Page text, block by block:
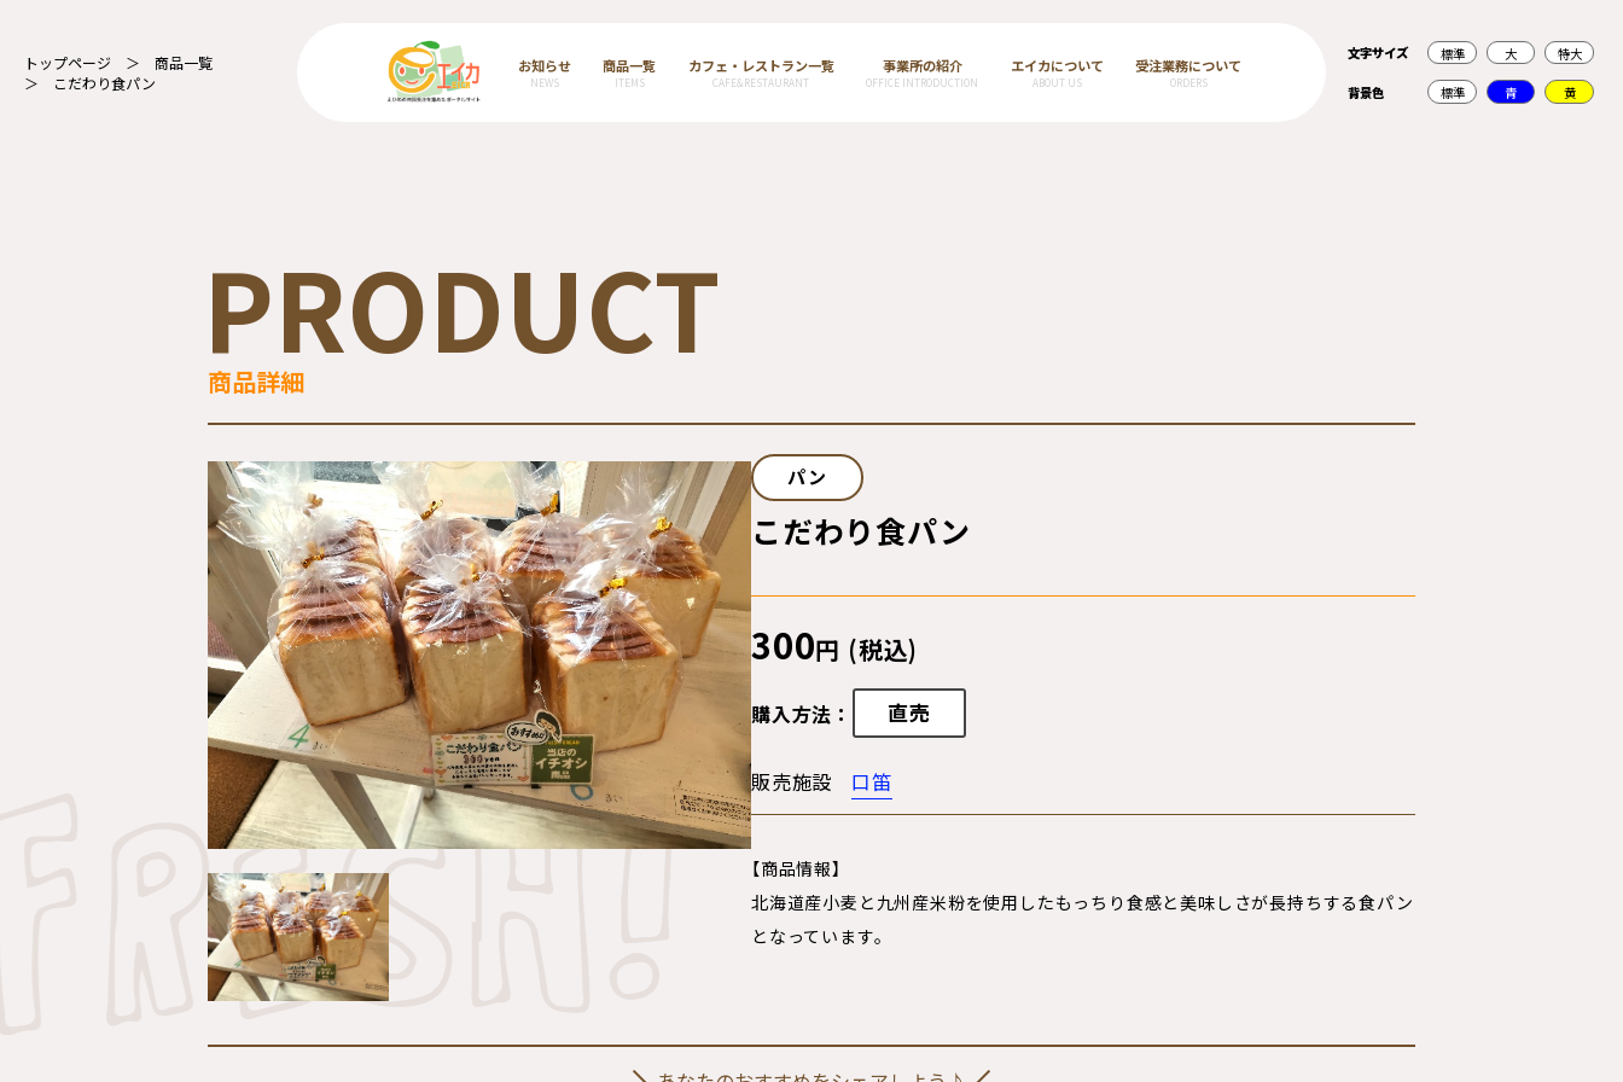
お知らせ
NEWS
商品一覧
ITEMS
カフェ・レストラン一覧
CAFE&RESTAURANT
事業所の紹介
OFFICE INTRODUCTION
エイカについて
ABOUT US
受注業務について
ORDERS
文字サイズ 標準 大 特大
背景色 標準 青 黄
トップページ
商品一覧
こだわり食パン
PRODUCT
商品詳細
パン
こだわり食パン
300円 (税込)
購入方法： 直売
販売施設 口笛
【商品情報】
北海道産小麦と九州産米粉を使用したもっちり食感と美味しさが長持ちする食パン
となっています。